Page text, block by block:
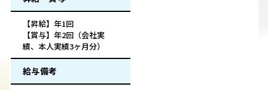
【昇給】年1回
【賞与】年2回（会社実
績、本人実績3ヶ月分）
給与備考